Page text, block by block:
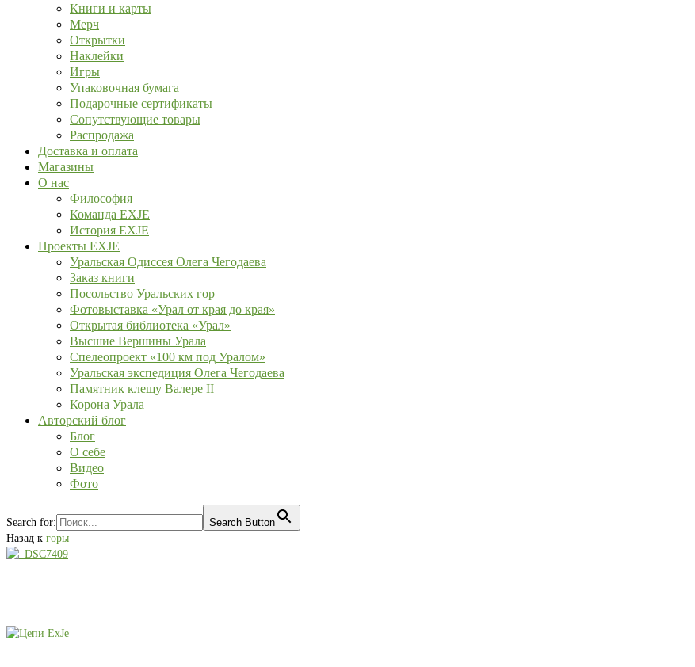
Книги и карты
Мерч
Открытки
Наклейки
Игры
Упаковочная бумага
Подарочные сертификаты
Сопутствующие товары
Распродажа
Доставка и оплата
Магазины
О нас
Философия
Команда EXJE
История EXJE
Проекты EXJE
Уральская Одиссея Олега Чегодаева
Заказ книги
Посольство Уральских гор
Фотовыставка «Урал от края до края»
Открытая библиотека «Урал»
Высшие Вершины Урала
Спелеопроект «100 км под Уралом»
Уральская экспедиция Олега Чегодаева
Памятник клещу Валере II
Корона Урала
Авторский блог
Блог
О себе
Видео
Фото
Search for:
Search Button
Назад к горы